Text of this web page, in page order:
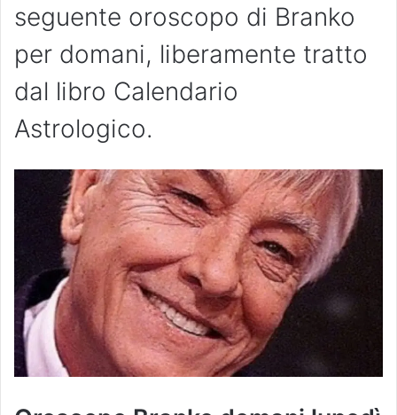
seguente oroscopo di Branko
per domani, liberamente tratto
dal libro Calendario
Astrologico.